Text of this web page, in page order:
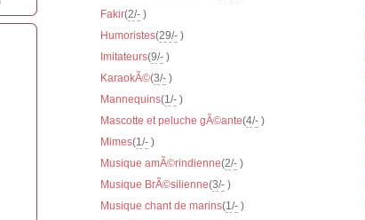
Fakir(2/- )
Humoristes(29/- )
Imitateurs(9/- )
KaraokÃ©(3/- )
Mannequins(1/- )
Mascotte et peluche gÃ©ante(4/- )
Mimes(1/- )
Musique amÃ©rindienne(2/- )
Musique BrÃ©silienne(3/- )
Musique chant de marins(1/- )